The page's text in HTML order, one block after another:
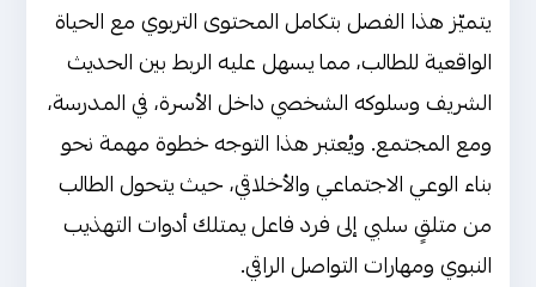
يتميّز هذا الفصل بتكامل المحتوى التربوي مع الحياة
الواقعية للطالب، مما يسهل عليه الربط بين الحديث
الشريف وسلوكه الشخصي داخل الأسرة، في المدرسة،
ومع المجتمع. ويُعتبر هذا التوجه خطوة مهمة نحو
بناء الوعي الاجتماعي والأخلاقي، حيث يتحول الطالب
من متلقٍ سلبي إلى فرد فاعل يمتلك أدوات التهذيب
النبوي ومهارات التواصل الراقي.